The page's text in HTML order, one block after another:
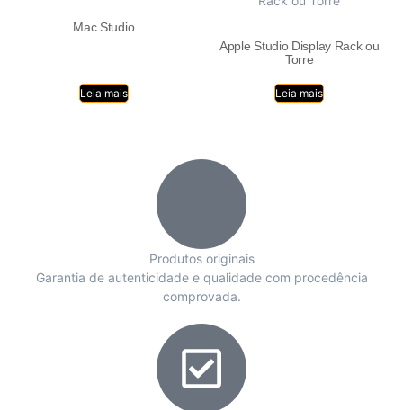
Mac Studio
Leia mais
Apple Studio Display Rack ou
Torre
Leia mais
Produtos originais
Garantia de autenticidade e qualidade com procedência
comprovada.